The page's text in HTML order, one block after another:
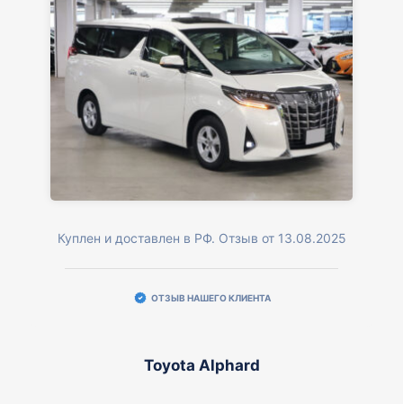
Куплен и доставлен в РФ. Отзыв от 13.08.2025
ОТЗЫВ НАШЕГО КЛИЕНТА
Toyota Alphard